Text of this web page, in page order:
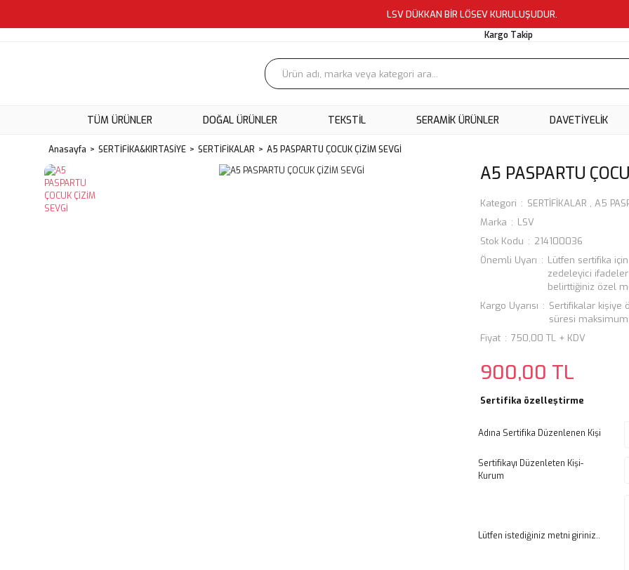
LSV DÜKKAN BİR LÖSEV KURULUŞUDUR.
Kargo Takip
TÜM ÜRÜNLER DOĞAL ÜRÜNLER TEKSTİL SERAMİK ÜRÜNLER DAVETİYELİK
Anasayfa SERTİFİKA&KIRTASİYE SERTİFİKALAR A5 PASPARTU ÇOCUK ÇİZİM SEVGİ
A5 PASPARTU
Kategori SERTİFİKALAR , A5
Marka
LSV
Stok Kodu
214100036
Önemli Uyarı
Lütfen sertifika
zedeleyici
belirttiğiniz özel
Kargo Uyarısı
Sertifikalar kişiye
süresi
Fiyat
750,00 TL + KDV
900,00 TL
Sertifika özelleştirme
Adına Sertifika Düzenlenen Kişi
Sertifikayı Düzenleten Kişi-
Kurum
Lütfen istediğiniz metni giriniz..